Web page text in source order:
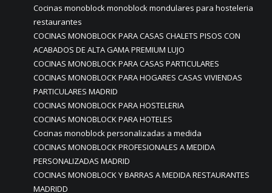
Cocinas monoblock monoblock mondulares para hosteleria
restaurantes
COCINAS MONOBLOCK PARA CASAS CHALETS PISOS CON
ACABADOS DE ALTA GAMA PREMIUM LUJO
COCINAS MONOBLOCK PARA CASAS PARTICULARES
COCINAS MONOBLOCK PARA HOGARES CASAS VIVIENDAS
PARTICULARES MADRID
COCINAS MONOBLOCK PARA HOSTELERIA
COCINAS MONOBLOCK PARA HOTELES
Cocinas monoblock personalizadas a medida
COCINAS MONOBLOCK PROFESIONALES A MEDIDA
PERSONALIZADAS MADRID
COCINAS MONOBLOCK Y BARRAS A MEDIDA RESTAURANTES
MADRIDD